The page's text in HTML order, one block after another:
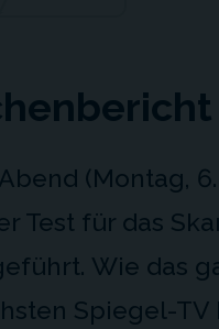
(Montag,
Test für das
Wie das
Spiegel-TV